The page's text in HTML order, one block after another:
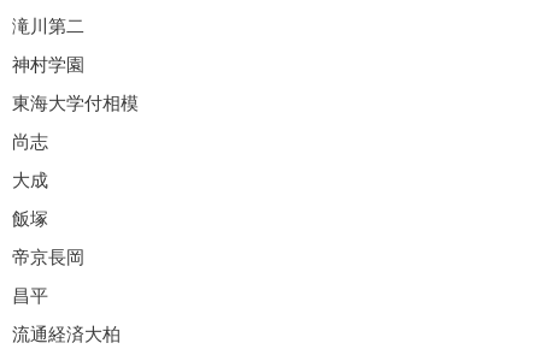
滝川第二
神村学園
東海大学付相模
尚志
大成
飯塚
帝京長岡
昌平
流通経済大柏